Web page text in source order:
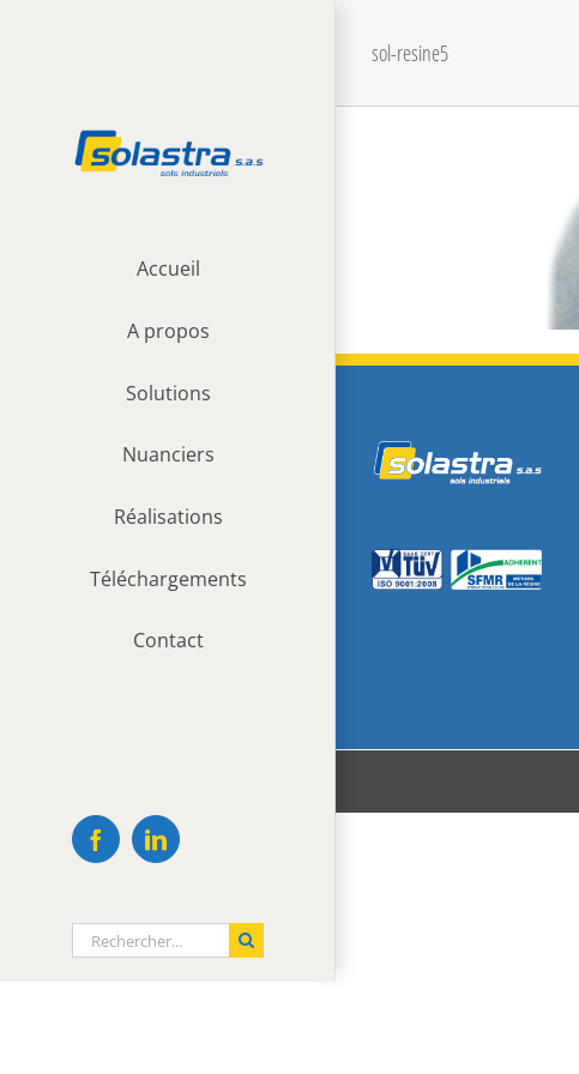
Accueil
A propos
Solutions
Nuanciers
Réalisations
Téléchargements
Contact
FacebookLinkedIn
Rechercher:
sol-resine5